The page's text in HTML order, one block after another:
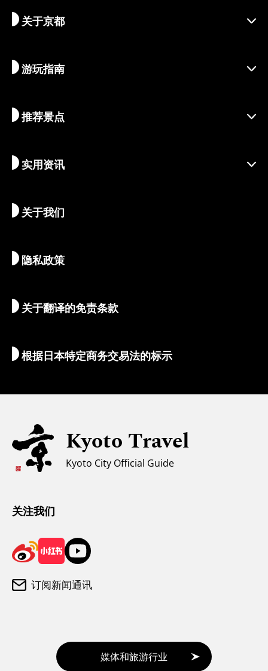
关于京都
探寻京都
季节资讯
可持续旅游
游玩指南
旅行灵感
体验活动
艺术与文化
清晨与夜间观光
住宿推荐
推荐景点
目的地
推荐行程
实用资讯
畅游京都
地图和工具
翻译导游
外币兑换/税金
无障碍旅游
穆斯林友好环境
气候和服装
关于我们
隐私政策
关于翻译的免责条款
根据日本特定商务交易法的标示
Kyoto Travel
Kyoto City Official Guide
关注我们
订阅新闻通讯
媒体和旅游行业